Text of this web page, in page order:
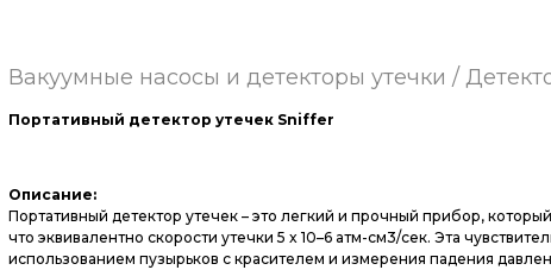
Описание:
Портативный детектор утечек – это легкий и прочный прибор,
что эквивалентно скорости утечки 5 x 10–6 атм-см3/сек. Эта
использованием пузырьков с красителем и измерения падения
Портативный детектор утечек Sniffer
Вакуумные насосы и детекторы утечки /